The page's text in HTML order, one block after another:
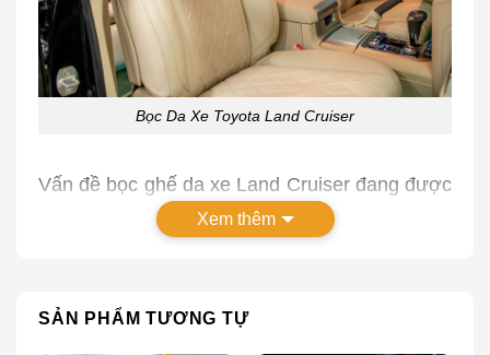
Bọc Da Xe Toyota Land Cruiser
Vấn đề bọc ghế da xe Land Cruiser đang được
rất nhiều chủ xe quan tâm. Tuy là dòng xe
thuộc top bán chạy của hãng Toyota, nhưng
ghế da Land Cruiser, còn đa số là ghế bọc nỉ.
Xem thêm
SẢN PHẨM TƯƠNG TỰ